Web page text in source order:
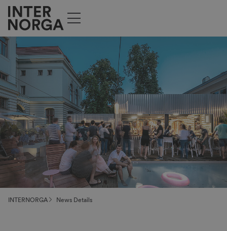
INTERNORGA News Details